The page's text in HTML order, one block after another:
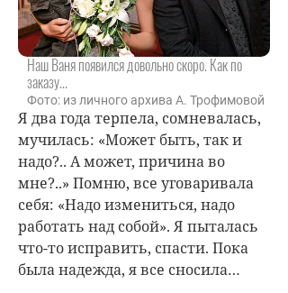
Наш Ваня появился довольно скоро. Как по
заказу...
Фото: из личного архива А. Трофимовой
Я два года терпела, сомневалась,
мучилась: «Может быть, так и
надо?.. А может, причина во
мне?..» Помню, все уговаривала
себя: «Надо измениться, надо
работать над собой». Я пыталась
что-то исправить, спасти. Пока
была надежда, я все сносила…